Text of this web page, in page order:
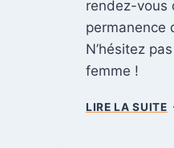
rendez-vous
permanence
N’hésitez
femme !
LIRE LA SUITEP